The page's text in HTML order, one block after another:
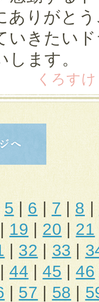
ありがと
いきたい
します。
くろす
5|6|7|8|
19|20|21
|32|33|
44|45|46
|57|58|